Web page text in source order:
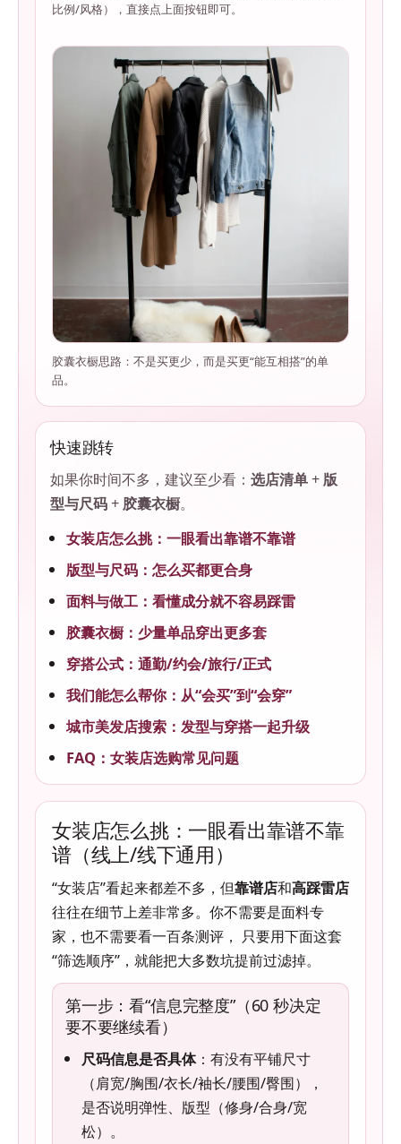
比例/风格），直接点上面按钮即可。
胶囊衣橱思路：不是买更少，而是买更“能互相搭”的单
品。
快速跳转
如果你时间不多，建议至少看： 选店清单+ 版
型与尺码+ 胶囊衣橱。
女装店怎么挑：一眼看出靠谱不靠谱
版型与尺码：怎么买都更合身
面料与做工：看懂成分就不容易踩雷
胶囊衣橱：少量单品穿出更多套
穿搭公式：通勤/约会/旅行/正式
我们能怎么帮你：从“会买”到“会穿”
城市美发店搜索：发型与穿搭一起升级
FAQ：女装店选购常见问题
女装店怎么挑：一眼看出靠谱不靠
谱（线上/线下通用）
“女装店”看起来都差不多，但靠谱店和高踩雷店
往往在细节上差非常多。你不需要是面料专
家，也不需要看一百条测评， 只要用下面这套
“筛选顺序”，就能把大多数坑提前过滤掉。
第一步：看“信息完整度”（60 秒决定
要不要继续看）
尺码信息是否具体：有没有平铺尺寸
（肩宽/胸围/衣长/袖长/腰围/臀围），
是否说明弹性、版型（修身/合身/宽
松）。